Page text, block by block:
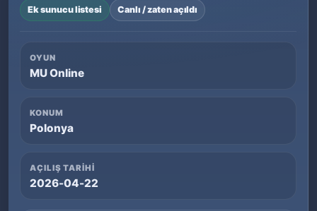
Ek sunucu listesi Canlı / zaten açıldı
OYUN
MU Online
KONUM
Polonya
AÇILIŞ TARIHI
2026-04-22